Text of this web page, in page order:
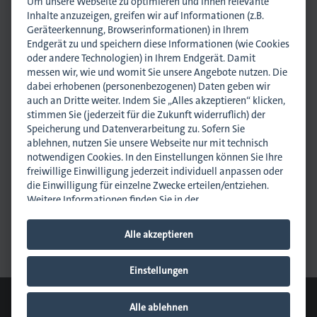
Interesse? Wir freuen uns auf Sie!
Ansprechpartner
Melanie Erlewein
Referentin Öffentlichkeitsarbeit und Bildung
0711 45044-50
© 2026 dmpi
Downloads Kontakt
Inhalte anzuzeigen, greifen wir auf Informationen (z.B.
Geräteerkennung, Browserinformationen) in Ihrem
Endgerät zu und speichern diese Informationen (wie Cookies
oder andere Technologien) in Ihrem Endgerät. Damit
messen wir, wie und womit Sie unsere Angebote nutzen. Die
dabei erhobenen (personenbezogenen) Daten geben wir
auch an Dritte weiter. Indem Sie „Alles akzeptieren“ klicken,
stimmen Sie (jederzeit für die Zukunft widerruflich) der
Speicherung und Datenverarbeitung zu. Sofern Sie
ablehnen, nutzen Sie unsere Webseite nur mit technisch
notwendigen Cookies. In den Einstellungen können Sie Ihre
freiwillige Einwilligung jederzeit individuell anpassen oder
die Einwilligung für einzelne Zwecke erteilen/entziehen.
Weitere Informationen finden Sie in der
Hinweis zur Verarbeitung Ihrer auf dieser Webseite
erhobenen Daten in den USA:Wir weisen Sie darauf hin,
dass bezogen auf einzelne Cookies und Dienstleister eine
Verarbeitung Ihrer Daten in den USA erfolgt. Die USA
einem nach EU-Standards unzureichendem
Alle akzeptieren
Einstellungen
Alle ablehnen